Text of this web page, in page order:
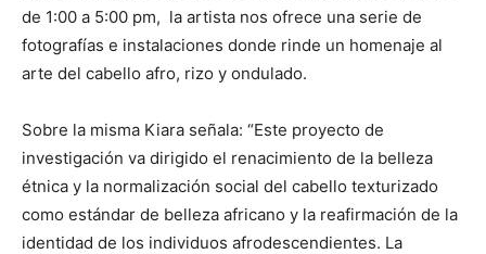
de 1:00 a 5:00 pm, la artista nos ofrece una serie de
fotografías e instalaciones donde rinde un homenaje al
arte del cabello afro, rizo y ondulado.
Sobre la misma Kiara señala: “Este proyecto de
investigación va dirigido el renacimiento de la belleza
étnica y la normalización social del cabello texturizado
como estándar de belleza africano y la reafirmación de la
identidad de los individuos afrodescendientes. La